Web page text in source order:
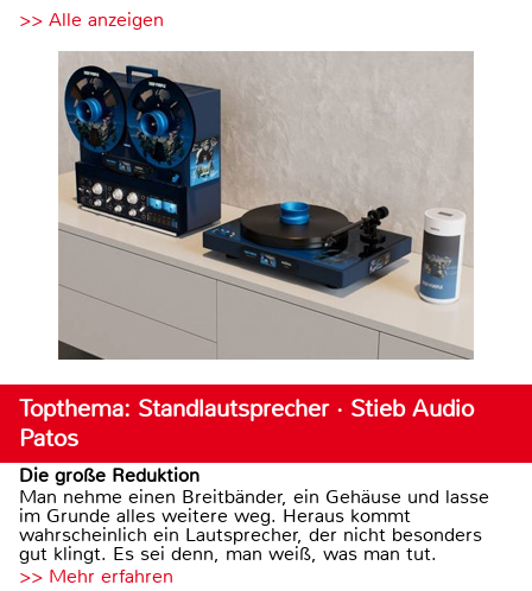
>> Alle anzeigen
Topthema: Standlautsprecher · Stieb Audio
Patos
Die große Reduktion
Man nehme einen Breitbänder, ein Gehäuse und lasse
im Grunde alles weitere weg. Heraus kommt
wahrscheinlich ein Lautsprecher, der nicht besonders
gut klingt. Es sei denn, man weiß, was man tut.
>> Mehr erfahren